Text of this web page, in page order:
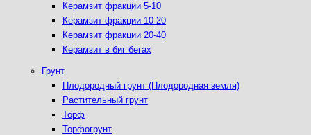
Керамзит фракции 5-10
Керамзит фракции 10-20
Керамзит фракции 20-40
Керамзит в биг бегах
Грунт
Плодородный грунт (Плодородная земля)
Растительный грунт
Торф
Торфогрунт